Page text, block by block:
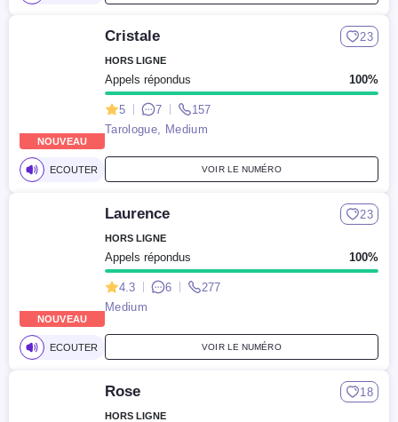
NOUVEAU
Cristale 23
HORS LIGNE
Appels répondus 100%
5 7
157
Tarologue, Medium
ECOUTER VOIR LE NUMÉRO
NOUVEAU
Laurence 23
HORS LIGNE
Appels répondus 100%
4.3 6
277
Medium
ECOUTER VOIR LE NUMÉRO
Rose 18
HORS LIGNE